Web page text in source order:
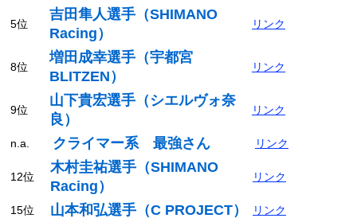
5位
吉田隼人選手（SHIMANO
Racing）
リンク
8位
増田成幸選手（宇都宮
BLITZEN）
リンク
9位
山下貴宏選手（シエルヴォ奈
良）
リンク
n.a. クライマー系 最強さん リンク
12位
木村圭祐選手（SHIMANO
Racing）
リンク
15位 山本和弘選手（C PROJECT）
リンク